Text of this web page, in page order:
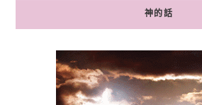
神的話